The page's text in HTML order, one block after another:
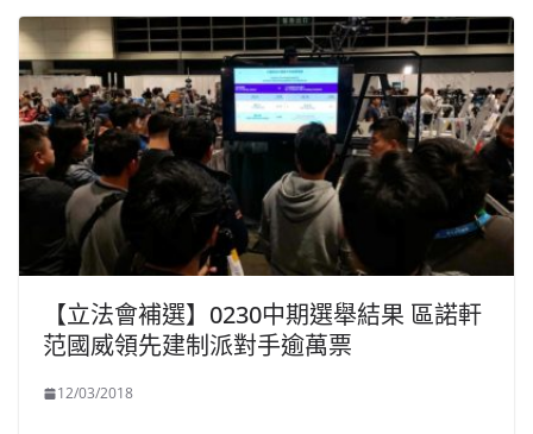
【立法會補選】0230中期選舉結果 區諾軒
范國威領先建制派對手逾萬票
12/03/2018